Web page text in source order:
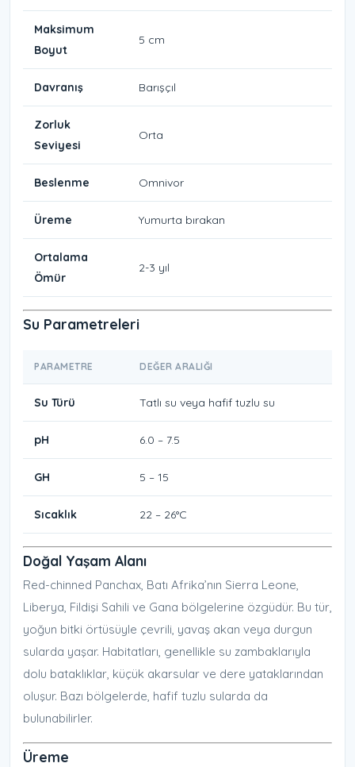
Maksimum
Boyut
5 cm
Davranış Barışçıl
Zorluk
Seviyesi
Orta
Beslenme Omnivor
Üreme Yumurta bırakan
Ortalama
Ömür
2-3 yıl
Su Parametreleri
PARAMETRE DEĞER ARALIĞI
Su Türü Tatlı su veya hafif tuzlu su
pH 6.0 – 7.5
GH 5 – 15
Sıcaklık 22 – 26°C
Doğal Yaşam Alanı
Red-chinned Panchax, Batı Afrika’nın Sierra Leone,
Liberya, Fildişi Sahili ve Gana bölgelerine özgüdür. Bu tür,
yoğun bitki örtüsüyle çevrili, yavaş akan veya durgun
sularda yaşar. Habitatları, genellikle su zambaklarıyla
dolu bataklıklar, küçük akarsular ve dere yataklarından
oluşur. Bazı bölgelerde, hafif tuzlu sularda da
bulunabilirler.
Üreme